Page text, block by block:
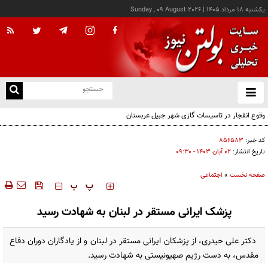
يکشنبه ۱۸ مرداد ۱۴۰۵ |
Sunday , 09 August 2026
باز
و
وقوع انفجار در تاسیسات گازی شهر جبیل عربستان
کد خبر: ۸۵۶۵۸۳
تاریخ انتشار: ۰۲ آبان ۱۴۰۳ - ۰۹:۳۰
صفحه نخست » اجتماعی
‍‍‍ پ پ
پزشک ایرانی مستقر در لبنان به شهادت رسید
دکتر علی حیدری، از پزشکان ایرانی مستقر در لبنان و از یادگاران دوران دفاع
مقدس، به دست رژیم صهیونیستی به شهادت رسید.